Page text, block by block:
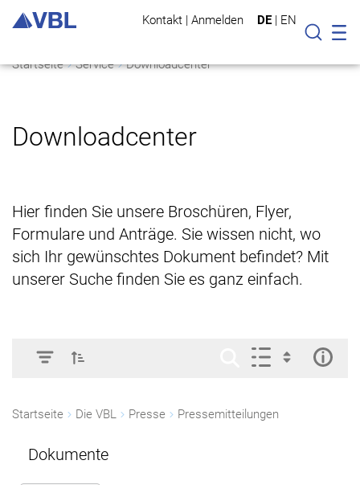
Kontakt | Anmelden DE | EN
Suche
Startseite Service Downloadcenter
Downloadcenter
Hier finden Sie unsere Broschüren, Flyer,
Formulare und Anträge. Sie wissen nicht, wo
sich Ihr gewünschtes Dokument befindet? Mit
unserer Suche finden Sie es ganz einfach.
Startseite Die VBL Presse Pressemitteilungen
Dokumente